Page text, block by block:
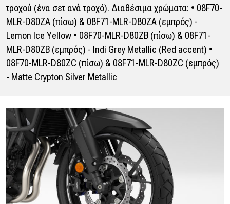
τροχού (ένα σετ ανά τροχό). Διαθέσιμα χρώματα: • 08F70-
MLR-D80ZA (πίσω) & 08F71-MLR-D80ZA (εμπρός) -
Lemon Ice Yellow • 08F70-MLR-D80ZB (πίσω) & 08F71-
MLR-D80ZB (εμπρός) - Indi Grey Metallic (Red accent) •
08F70-MLR-D80ZC (πίσω) & 08F71-MLR-D80ZC (εμπρός)
- Matte Crypton Silver Metallic